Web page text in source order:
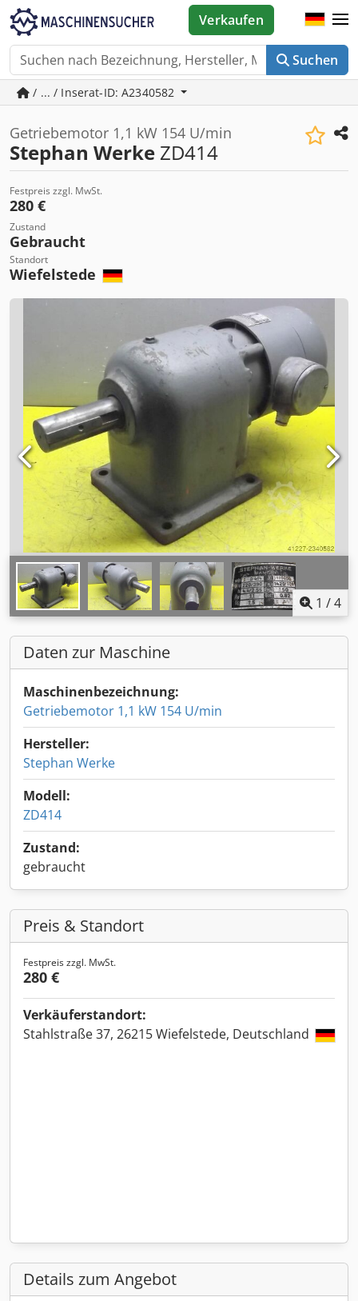
Suchen
Verkaufen
/ ... / Inserat-ID: A2340582
Getriebemotor 1,1 kW 154 U/min
Stephan Werke ZD414
Festpreis zzgl. MwSt.
280 €
Zustand
Gebraucht
Standort
Wiefelstede
1 /4
Daten zur Maschine
Maschinenbezeichnung:
Getriebemotor 1,1 kW 154 U/min
Hersteller:
Stephan Werke
Modell:
ZD414
Zustand:
gebraucht
Preis & Standort
Festpreis zzgl. MwSt.
280 €
Verkäuferstandort:
Stahlstraße 37, 26215 Wiefelstede, Deutschland
Details zum Angebot